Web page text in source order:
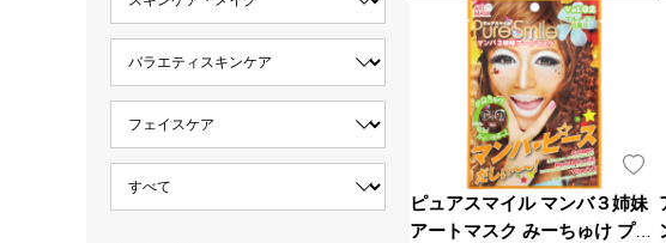
ピュアスマイル マンバ３姉妹
アートマスク みーちゅけ プル